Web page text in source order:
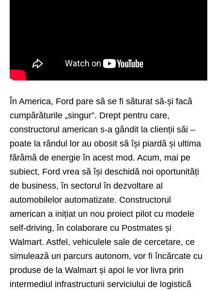
În America, Ford pare să se fi săturat să-și facă
cumpărăturile „singur”. Drept pentru care,
constructorul american s-a gândit la clienții săi –
poate la rândul lor au obosit să își piardă și ultima
fărâmă de energie în acest mod. Acum, mai pe
subiect, Ford vrea să își deschidă noi oportunități
de business, în sectorul în dezvoltare al
automobilelor automatizate. Constructorul
american a inițiat un nou proiect pilot cu modele
self-driving, în colaborare cu Postmates și
Walmart. Astfel, vehiculele sale de cercetare, ce
simulează un parcurs autonom, vor fi încărcate cu
produse de la Walmart și apoi le vor livra prin
intermediul infrastructurii serviciului de logistică